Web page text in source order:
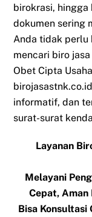
birokrasi, hingga
dokumen sering
Anda tidak perlu
mencari biro
Obet Cipta
informatif, dan
surat-surat
Layanan
Melayani
Cepat, Aman
Bisa Konsultasi